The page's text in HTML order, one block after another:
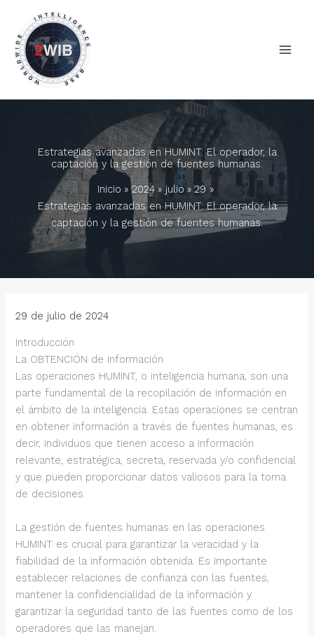
contenido
Estrategias avanzadas en HUMINT: El operador, la
captación y la gestión de fuentes humanas.
Inicio
2024 julio
29
Estrategias avanzadas en HUMINT: El operador, la
captación y la gestión de fuentes humanas.
29 de julio de 2024
Introducción
La OBTENCIÓN de información
Las operaciones HUMINT, o inteligencia humana, son una
parte fundamental de la recopilación de información en
el ámbito de la inteligencia. Estas operaciones se centran
en obtener información a través de fuentes humanas, es
decir, individuos que tienen acceso a información
relevante, estratégica, secreta, reservada y/o confidencial
y que pueden proporcionar datos valiosos para la toma
de decisiones.
La gestión de fuentes humanas en las operaciones
HUMINT es crucial para garantizar la veracidad y la
fiabilidad de la información obtenida. Es importante
establecer relaciones de confianza con las fuentes,
mantener la confidencialidad de la información y
garantizar la seguridad tanto de las fuentes como de los
operadores que las manejan.